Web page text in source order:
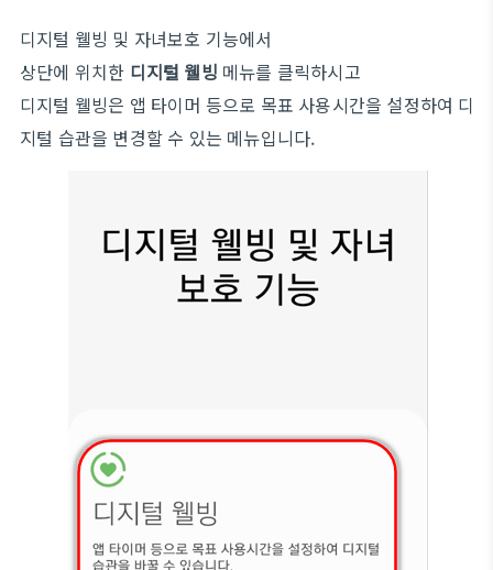
디지털 웰빙 및 자녀보호 기능에서
상단에 위치한 디지털 웰빙 메뉴를 클릭하시고
디지털 웰빙은 앱 타이머 등으로 목표 사용시간을 설정하여 디
지털 습관을 변경할 수 있는 메뉴입니다.